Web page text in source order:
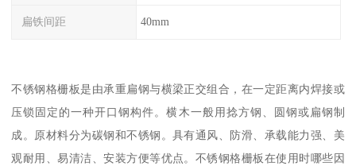
扁铁间距 40mm
不锈钢格栅板是由承重扁钢与横梁正交组合，在一定距离内焊接或
压锁固定的一种开口钢构件。横木一般用捻方钢、圆钢或扁钢制
成。原材料分为碳钢和不锈钢。具有通风、防滑、承载能力强、美
观耐用、易清洁、安装方便等优点。不锈钢格栅板在使用时哪些因